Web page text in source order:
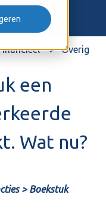
Overig
een
Wat nu?
> Boekstuk